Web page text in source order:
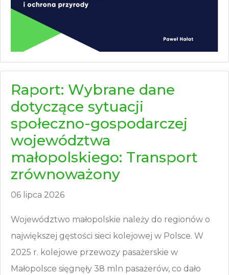
Raport: Wybrane dane
dotyczące sytuacji
społeczno-gospodarczej
województwa
małopolskiego: Transport
zrównoważony
06 lipca 2026
Województwo małopolskie należy do regionów o
największej gęstości sieci kolejowej w Polsce. W
2025 r. kolejowe przewozy pasażerskie w
Małopolsce sięgnęły 38 mln pasażerów, co dało